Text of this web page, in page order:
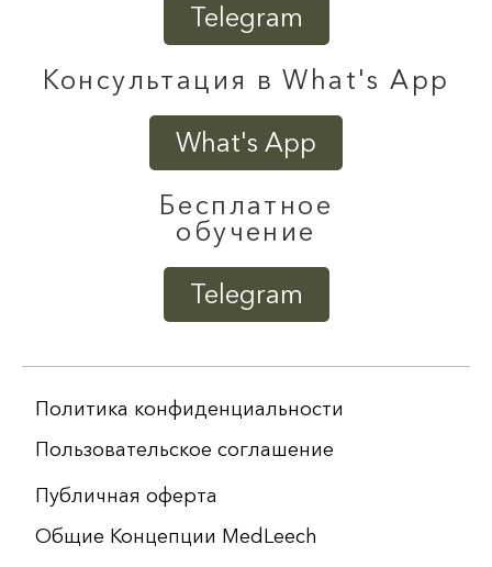
Telegram
Консультация в What's App
What's App
Бесплатное
обучение
Telegram
Политика конфиденциальности
Пользовательское соглашение
Публичная оферта
Общие Концепции MedLeech